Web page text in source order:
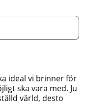
ideal vi brinner för
ska vara med. Ju
värld, desto